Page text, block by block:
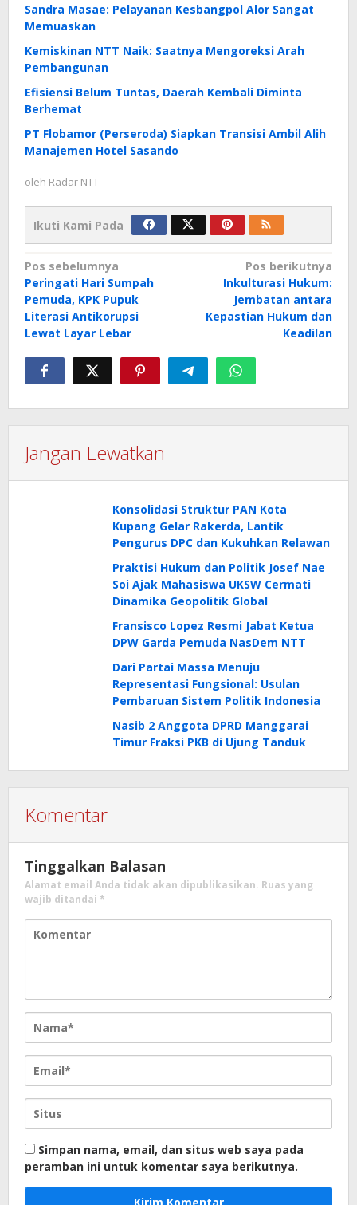
Sandra Masae: Pelayanan Kesbangpol Alor Sangat
Memuaskan
Kemiskinan NTT Naik: Saatnya Mengoreksi Arah
Pembangunan
Efisiensi Belum Tuntas, Daerah Kembali Diminta
Berhemat
PT Flobamor (Perseroda) Siapkan Transisi Ambil Alih
Manajemen Hotel Sasando
oleh Radar NTT
Ikuti Kami Pada
Navigasi
pos
Pos sebelumnya
Peringati Hari Sumpah
Pemuda, KPK Pupuk
Literasi Antikorupsi
Lewat Layar Lebar
Pos berikutnya
Inkulturasi Hukum:
Jembatan antara
Kepastian Hukum dan
Keadilan
Jangan Lewatkan
Konsolidasi Struktur PAN Kota
Kupang Gelar Rakerda, Lantik
Pengurus DPC dan Kukuhkan Relawan
Praktisi Hukum dan Politik Josef Nae
Soi Ajak Mahasiswa UKSW Cermati
Dinamika Geopolitik Global
Fransisco Lopez Resmi Jabat Ketua
DPW Garda Pemuda NasDem NTT
Dari Partai Massa Menuju
Representasi Fungsional: Usulan
Pembaruan Sistem Politik Indonesia
Nasib 2 Anggota DPRD Manggarai
Timur Fraksi PKB di Ujung Tanduk
Komentar
Tinggalkan Balasan
Alamat email Anda tidak akan dipublikasikan. Ruas yang
wajib ditandai *
Simpan nama, email, dan situs web saya pada
peramban ini untuk komentar saya berikutnya.